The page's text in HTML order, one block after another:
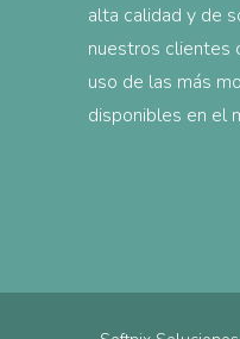
alta calidad y de
nuestros clientes
uso de las más
disponibles en el